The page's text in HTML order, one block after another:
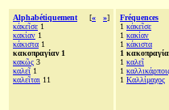
Alphabétiquement [« »]
κἀκεῖσε 1
κακίαν 1
κάκιστα 1
κακοπραγίαν 1
κακῶς 3
καλεῖ 1
καλεῖται 11
Fréquences
1 κἀκεῖσε
1 κακίαν
1 κάκιστα
1
1 καλεῖ
1
1 Καλλίμαχος